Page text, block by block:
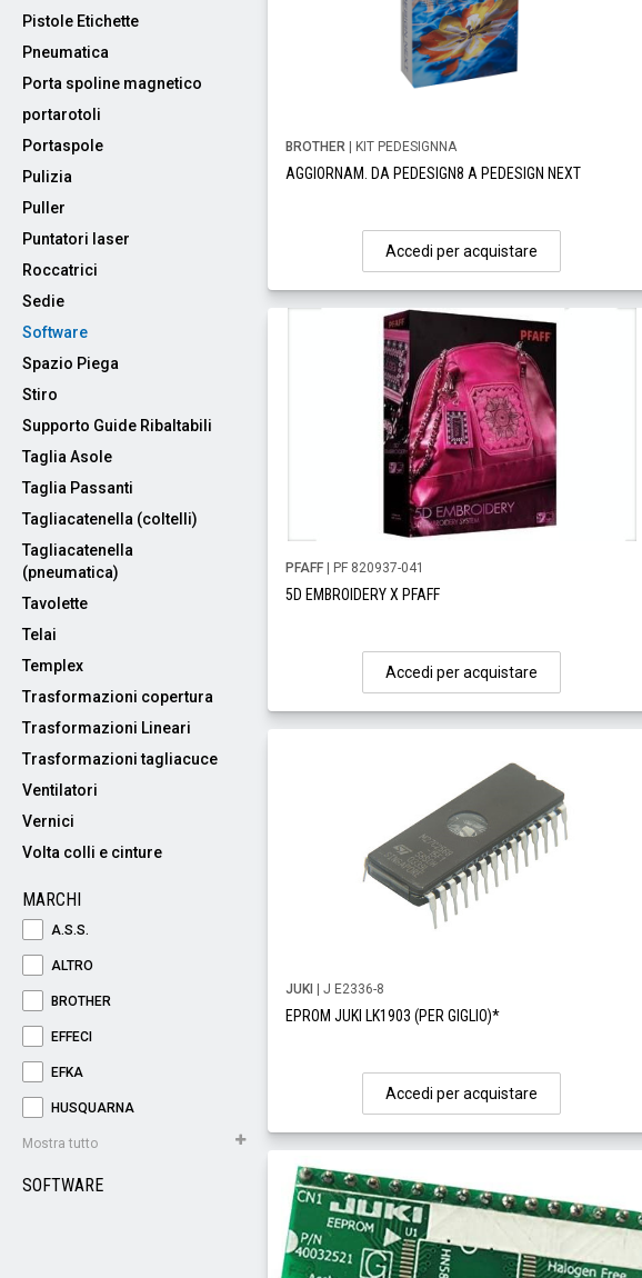
Pistole Etichette
Pneumatica
Porta spoline magnetico
portarotoli
Portaspole
Pulizia
Puller
Puntatori laser
Roccatrici
Sedie
Software
Spazio Piega
Stiro
Supporto Guide Ribaltabili
Taglia Asole
Taglia Passanti
Tagliacatenella (coltelli)
Tagliacatenella
(pneumatica)
Tavolette
Telai
Templex
Trasformazioni copertura
Trasformazioni Lineari
Trasformazioni tagliacuce
Ventilatori
Vernici
Volta colli e cinture
MARCHI
A.S.S.
ALTRO
BROTHER
EFFECI
EFKA
HUSQUARNA
Mostra tutto
SOFTWARE
BROTHER| KIT PEDESIGNNA
AGGIORNAM. DA PEDESIGN8 A PEDESIGN NEXT
Accedi per acquistare
PFAFF| PF 820937-041
5D EMBROIDERY X PFAFF
Accedi per acquistare
JUKI | J E2336-8
EPROM JUKI LK1903 (PER GIGLIO)*
Accedi per acquistare